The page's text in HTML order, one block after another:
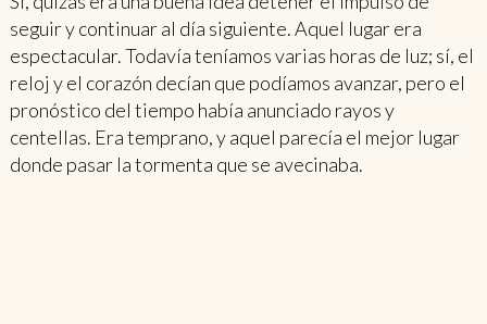
seguir y continuar al día siguiente. Aquel lugar era
espectacular. Todavía teníamos varias horas de luz; sí, el
reloj y el corazón decían que podíamos avanzar, pero el
pronóstico del tiempo había anunciado rayos y
centellas. Era temprano, y aquel parecía el mejor lugar
donde pasar la tormenta que se avecinaba.